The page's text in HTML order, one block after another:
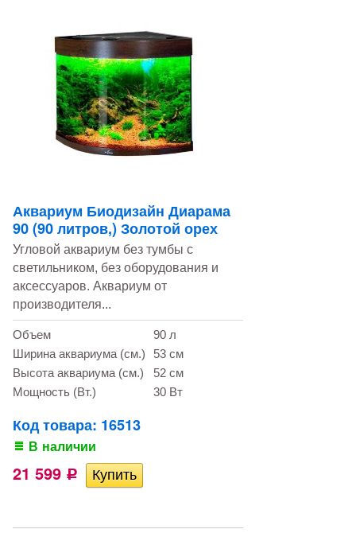
Аквариум Биодизайн Диарама
90 (90 литров,) Золотой орех
Угловой аквариум без тумбы с
светильником, без оборудования и
аксессуаров. Аквариум от
производителя...
Объем
90 л
Ширина аквариума (см.)
53 см
Высота аквариума (см.)
52 см
Мощность (Вт.)
30 Вт
Код товара: 16513
В наличии
21 599 Р